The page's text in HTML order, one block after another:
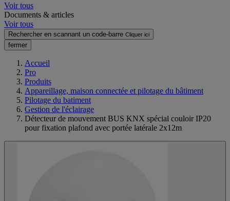
Voir tous
Documents & articles
Voir tous
Rechercher en scannant un code-barre Cliquer ici
fermer
Accueil
Pro
Produits
Appareillage, maison connectée et pilotage du bâtiment
Pilotage du batiment
Gestion de l'éclairage
Détecteur de mouvement BUS KNX spécial couloir IP20
pour fixation plafond avec portée latérale 2x12m